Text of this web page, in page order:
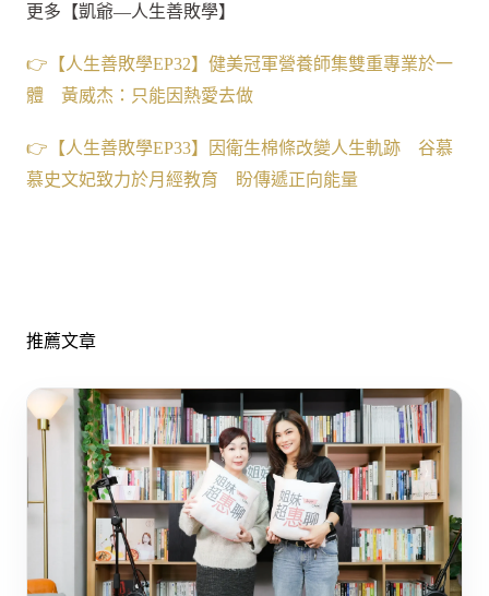
更多【凱爺—人生善敗學】
👉【人生善敗學EP32】健美冠軍營養師集雙重專業於一
體 黃威杰：只能因熱愛去做
👉【人生善敗學EP33】因衛生棉條改變人生軌跡 谷慕
慕史文妃致力於月經教育 盼傳遞正向能量
推薦文章